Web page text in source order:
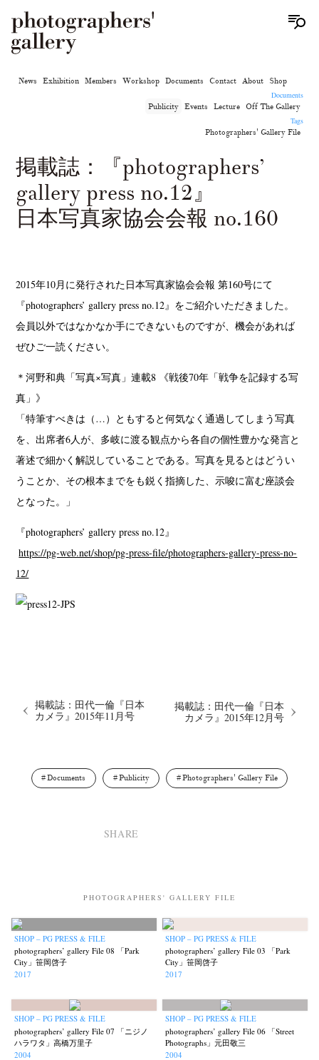
News Exhibition Members Workshop Documents Contact About
Shop
Documents
Publicity Events Lecture Off The Gallery
Tags
Photographers' Gallery File
掲載誌：『photographers’
gallery press no.12』
日本写真家協会会報 no.160
2015年10月に発行された日本写真家協会会報 第160号にて
『photographers’ gallery press no.12』をご紹介いただきました。
会員以外ではなかなか手にできないものですが、機会があれば
ぜひご一読ください。
＊河野和典「写真×写真」連載8 《戦後70年「戦争を記録する写
真」》
「特筆すべきは（…）ともすると何気なく通過してしまう写真
を、出席者6人が、多岐に渡る観点から各自の個性豊かな発言と
著述で細かく解説していることである。写真を見るとはどうい
うことか、その根本までをも鋭く指摘した、示唆に富む座談会
となった。」
『photographers’ gallery press no.12』
https://pg-web.net/shop/pg-press-file/photographers-gallery-press-no-
12/
掲載誌：田代一倫『日本
カメラ』2015年11月号
掲載誌：田代一倫『日本
カメラ』2015年12月号
Documents Publicity Photographers' Gallery File
SHARE
PHOTOGRAPHERS' GALLERY FILE
SHOP – PG PRESS & FILE
photographers’ gallery File 08 「Park
City」笹岡啓子
2017
SHOP – PG PRESS & FILE
photographers’ gallery File 03 「Park
City」笹岡啓子
2017
SHOP – PG PRESS & FILE
photographers’ gallery File 07 「ニジノ
ハラワタ」高橋万里子
2004
SHOP – PG PRESS & FILE
photographers’ gallery File 06 「Street
Photographs」元田敬三
2004